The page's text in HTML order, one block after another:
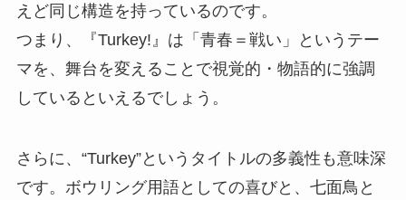
えど同じ構造を持っているのです。
つまり、『Turkey!』は「青春＝戦い」というテー
マを、舞台を変えることで視覚的・物語的に強調
しているといえるでしょう。
さらに、“Turkey”というタイトルの多義性も意味深
です。ボウリング用語としての喜びと、七面鳥と